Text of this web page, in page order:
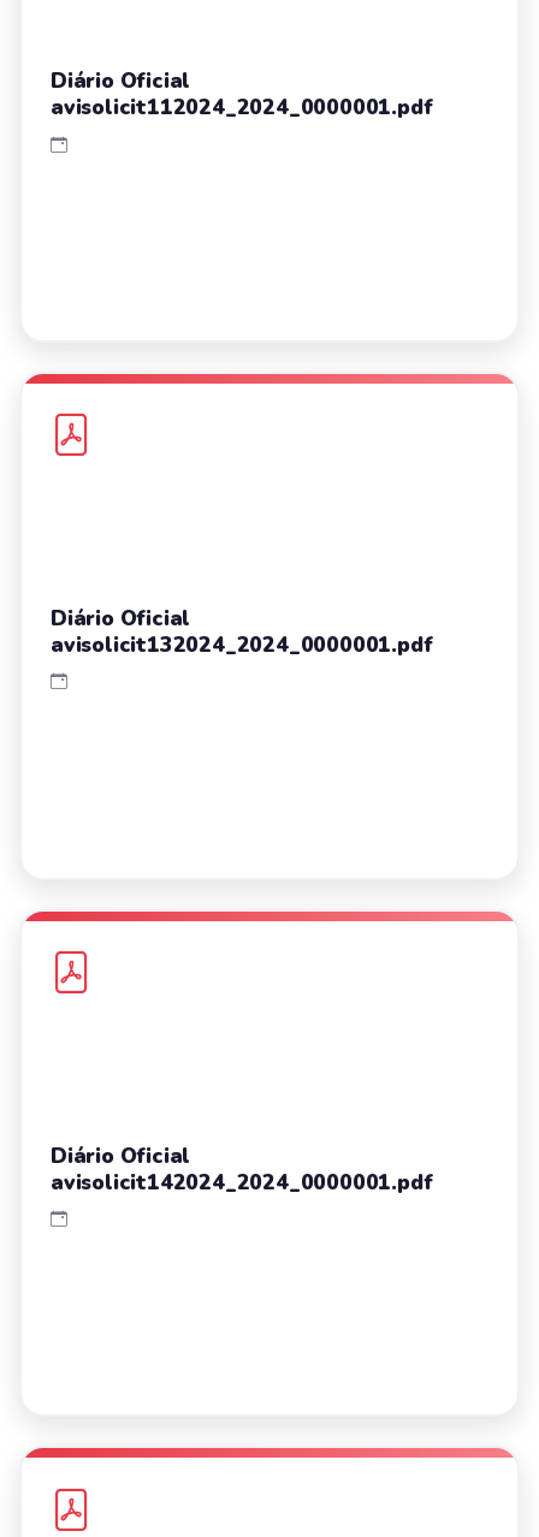
Diário Oficial
avisolicit112024_2024_0000001.pdf
Diário Oficial
avisolicit132024_2024_0000001.pdf
Diário Oficial
avisolicit142024_2024_0000001.pdf